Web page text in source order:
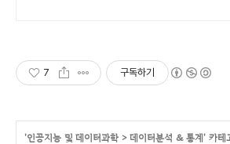
7 구독하기
'인공지능 및 데이터과학 >데이터분석 & 통계' 카테